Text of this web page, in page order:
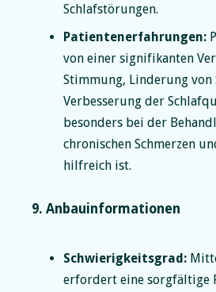
Schlafstörungen.
Patientenerfahrungen:
von einer signifikanten
Stimmung, Linderung von
Verbesserung der
besonders bei der
chronischen Schmerzen
hilfreich ist.
9. Anbauinformationen
Schwierigkeitsgrad:
erfordert eine sorgfältige